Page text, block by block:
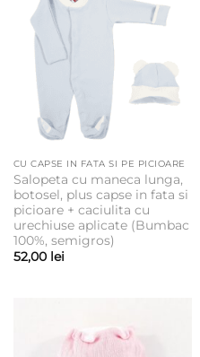
CU CAPSE IN FATA SI PE PICIOARE
Salopeta cu maneca lunga,
botosel, plus capse in fata si
picioare + caciulita cu
urechiuse aplicate (Bumbac
100%, semigros)
52,00 lei